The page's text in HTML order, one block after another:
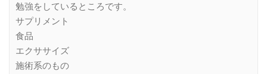
勉強をしているところです。
サプリメント
食品
エクササイズ
施術系のもの